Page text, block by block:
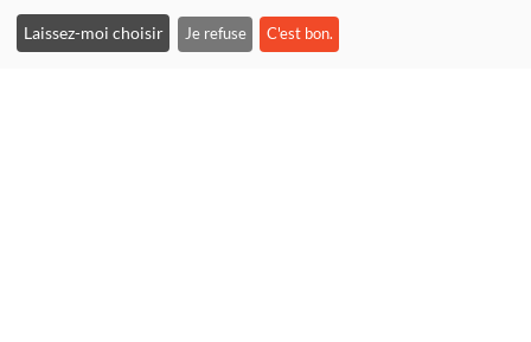
WhatsApp: +49 177 3555642
Laissez-moi choisir Je refuse C'est bon.